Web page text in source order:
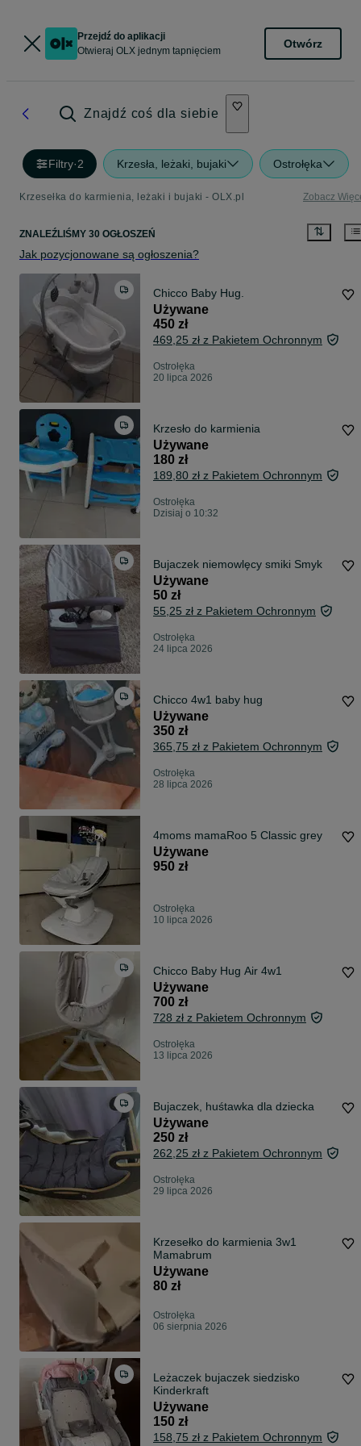
Przejdź do aplikacji
Otwieraj OLX jednym tapnięciem
Otwórz
Znajdź coś dla siebie
Filtry·2 Krzesła, leżaki, bujaki Ostrołęka
Krzesełka do karmienia, leżaki i bujaki - OLX.pl Zobacz
ZNALEŹLIŚMY 30 OGŁOSZEŃ
Jak pozycjonowane są ogłoszenia?
Chicco Baby Hug.
Używane
450 zł
469,25 zł z Pakietem Ochronnym
Ostrołęka
20 lipca 2026
Krzesło do karmienia
Używane
180 zł
189,80 zł z Pakietem Ochronnym
Ostrołęka
Dzisiaj o 10:32
Bujaczek niemowlęcy smiki Smyk
Używane
50 zł
55,25 zł z Pakietem Ochronnym
Ostrołęka
24 lipca 2026
Chicco 4w1 baby hug
Używane
350 zł
365,75 zł z Pakietem Ochronnym
Ostrołęka
28 lipca 2026
4moms mamaRoo 5 Classic grey
Używane
950 zł
Ostrołęka
10 lipca 2026
Chicco Baby Hug Air 4w1
Używane
700 zł
728 zł z Pakietem Ochronnym
Ostrołęka
13 lipca 2026
Bujaczek, huśtawka dla dziecka
Używane
250 zł
262,25 zł z Pakietem Ochronnym
Ostrołęka
29 lipca 2026
Krzesełko do karmienia 3w1
Mamabrum
Używane
80 zł
Ostrołęka
06 sierpnia 2026
Leżaczek bujaczek siedzisko
Kinderkraft
Używane
150 zł
158,75 zł z Pakietem Ochronnym